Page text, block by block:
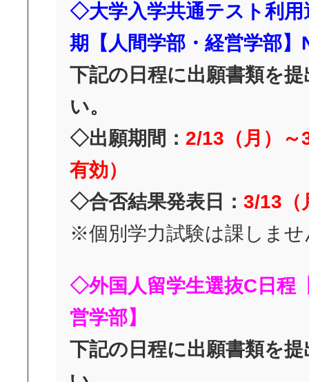
◇大学入学共通テスト利
期【人間学部・経営学部】
下記の日程に出願書類を
い。
◇出願期間： 2/13 （月）
有効）
◇合否結果発表日： 3/13
※個別学力試験は課しませ
◇外国人留学生選抜C日程
営学部】
下記の日程に出願書類を